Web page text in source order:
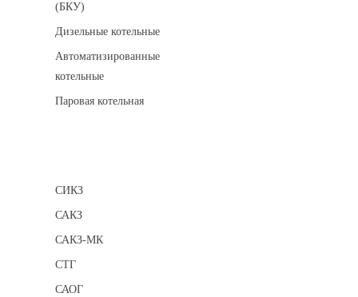
(БКУ)
Дизельные котельные
Автоматизированные
котельные
Паровая котельная
СИКЗ
САКЗ
САКЗ-МК
СТГ
САОГ